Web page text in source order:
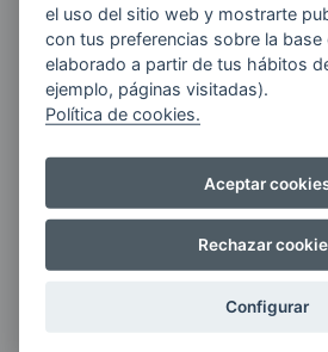
Quiero recibir las últimas
ENERGIAS por cualquier
electrónico. Más información
Si tienes alguna duda
pedido escríbenos a:
el uso del sitio web y mostrarte
con tus preferencias sobre la base
elaborado a partir de tus hábitos
ejemplo, páginas visitadas).
Política de cookies.
Aceptar
Rechazar
Configurar